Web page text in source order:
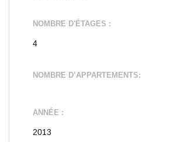
NOMBRE D'ÉTAGES :
4
NOMBRE D’APPARTEMENTS:
ANNÉE :
2013